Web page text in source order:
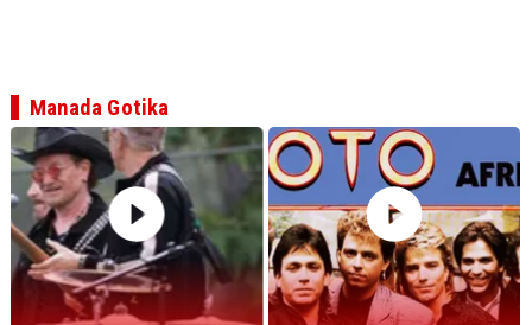
Manada Gotika